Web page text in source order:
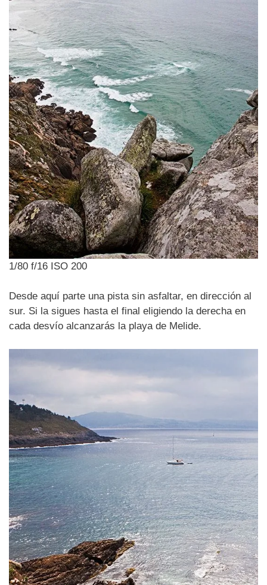
1/80 f/16 ISO 200
Desde aquí parte una pista sin asfaltar, en dirección al
sur. Si la sigues hasta el final eligiendo la derecha en
cada desvío alcanzarás la playa de Melide.